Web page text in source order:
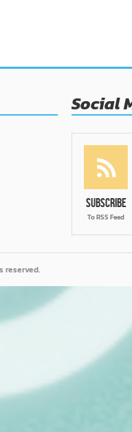
Social
Subscribe
To RSS Feed
reserved.